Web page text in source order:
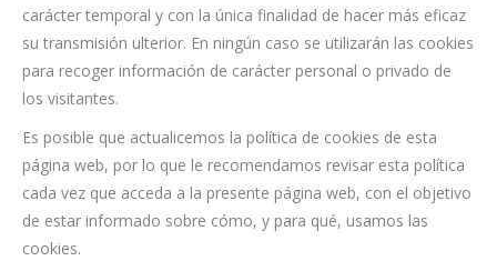
carácter temporal y con la única finalidad de hacer más eficaz
su transmisión ulterior. En ningún caso se utilizarán las cookies
para recoger información de carácter personal o privado de
los visitantes.
Es posible que actualicemos la política de cookies de esta
página web, por lo que le recomendamos revisar esta política
cada vez que acceda a la presente página web, con el objetivo
de estar informado sobre cómo, y para qué, usamos las
cookies.